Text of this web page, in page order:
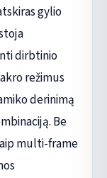
gylio
dirbtinio
režimus
derinimą
Be
multi-frame